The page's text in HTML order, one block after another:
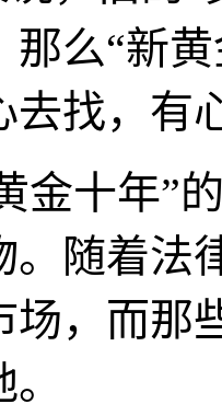
们真的一
分是没有
规的空
物。这些
形成排挤
，旧的